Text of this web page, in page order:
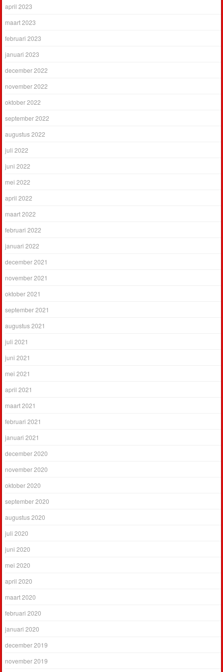
april 2023
maart 2023
februari 2023
januari 2023
december 2022
november 2022
oktober 2022
september 2022
augustus 2022
juli 2022
juni 2022
mei 2022
april 2022
maart 2022
februari 2022
januari 2022
december 2021
november 2021
oktober 2021
september 2021
augustus 2021
juli 2021
juni 2021
mei 2021
april 2021
maart 2021
februari 2021
januari 2021
december 2020
november 2020
oktober 2020
september 2020
augustus 2020
juli 2020
juni 2020
mei 2020
april 2020
maart 2020
februari 2020
januari 2020
december 2019
november 2019